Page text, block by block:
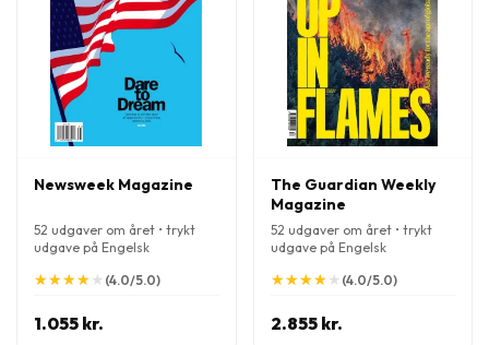
Newsweek Magazine
52 udgaver om året • trykt
udgave på Engelsk
★
★★
★★
★★
★★
★ (4.0/5.0)
1.055 kr.
The Guardian Weekly
Magazine
52 udgaver om året • trykt
udgave på Engelsk
★
★★
★★
★★
★★
★ (4.0/5.0)
2.855 kr.